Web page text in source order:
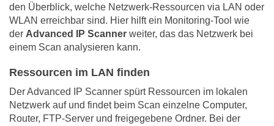
den Überblick, welche Netzwerk-Ressourcen via LAN oder
WLAN erreichbar sind. Hier hilft ein Monitoring-Tool wie
der Advanced IP Scanner weiter, das das Netzwerk bei
einem Scan analysieren kann.
Ressourcen im LAN finden
Der Advanced IP Scanner spürt Ressourcen im lokalen
Netzwerk auf und findet beim Scan einzelne Computer,
Router, FTP-Server und freigegebene Ordner. Bei der